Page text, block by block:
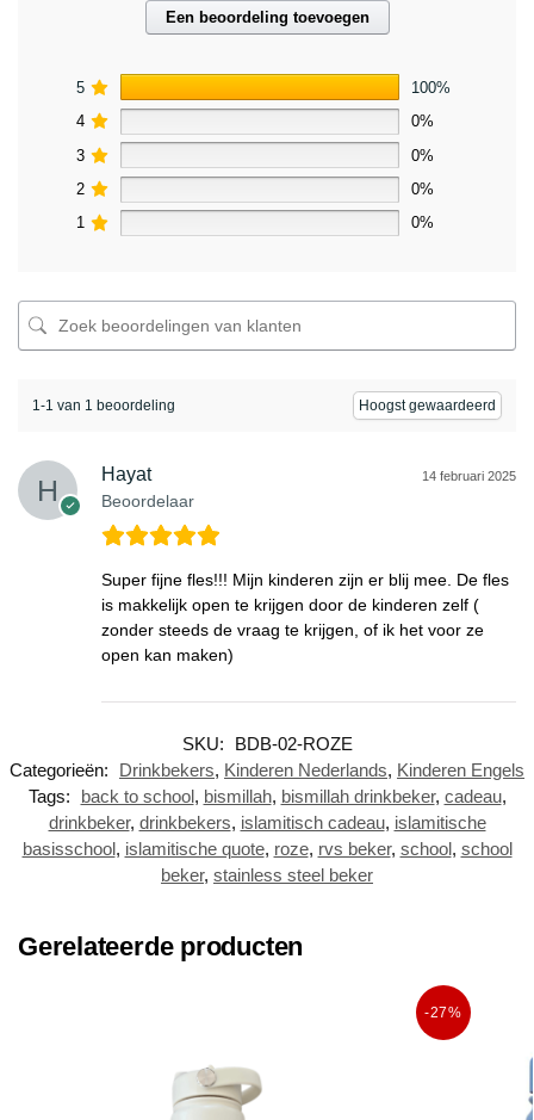
Een beoordeling toevoegen
5
100%
4
0%
3
0%
2
0%
1
0%
1-1 van 1 beoordeling
Hayat
Beoordelaar
14 februari 2025
Super fijne fles!!! Mijn kinderen zijn er blij mee. De fles
is makkelijk open te krijgen door de kinderen zelf (
zonder steeds de vraag te krijgen, of ik het voor ze
open kan maken)
SKU:
BDB-02-ROZE
Categorieën:
Drinkbekers, Kinderen Nederlands, Kinderen Engels
Tags:
back to school, bismillah, bismillah drinkbeker, cadeau,
drinkbeker, drinkbekers, islamitisch cadeau, islamitische
basisschool, islamitische quote, roze, rvs beker, school, school
beker, stainless steel beker
Gerelateerde producten
-27%